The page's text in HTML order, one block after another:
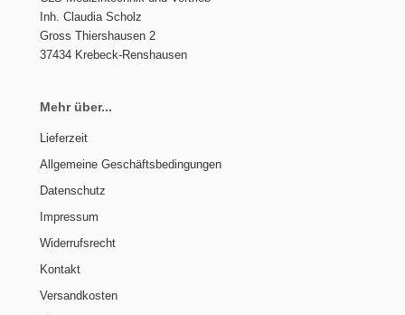
Inh. Claudia Scholz
Gross Thiershausen 2
37434 Krebeck-Renshausen
Mehr über...
Lieferzeit
Allgemeine Geschäftsbedingungen
Datenschutz
Impressum
Widerrufsrecht
Kontakt
Versandkosten